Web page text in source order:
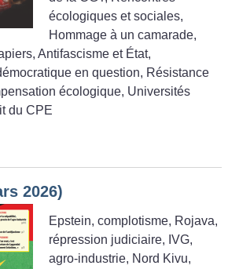
écologiques et sociales,
Hommage à un camarade,
Antifascisme et État,
en question, Résistance
écologique, Universités
du CPE
2026)
Epstein, complotisme, Rojava,
répression judiciaire, IVG,
agro-industrie, Nord Kivu,